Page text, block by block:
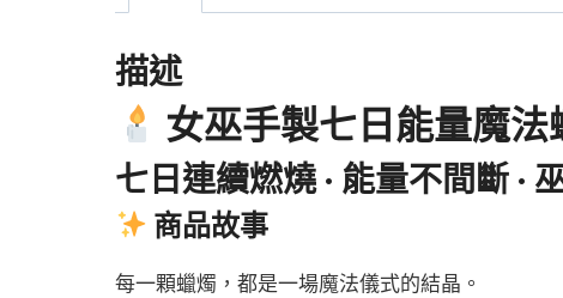
描述
女巫手製七日能量魔法
七日連續燃燒 · 能量不間斷 ·
商品故事
每一顆蠟燭，都是一場魔法儀式的結晶。